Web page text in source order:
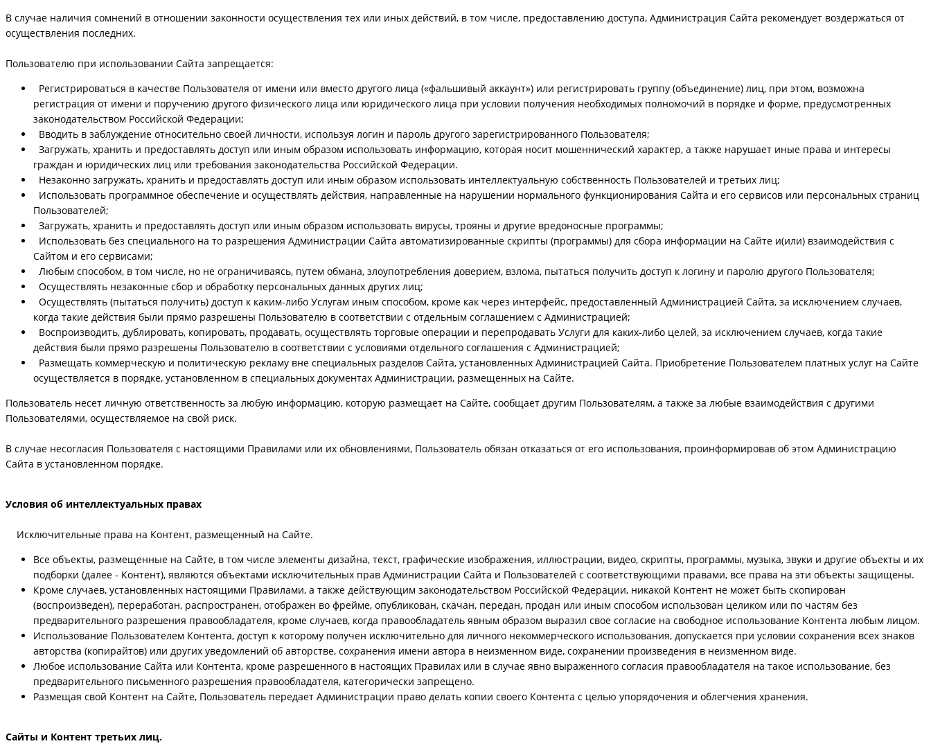
В случае наличия сомнений в отношении законности осуществления тех или иных действий, в том числе, предоставлению доступа, Администрация Сайта рекомендует воздержаться от
осуществления последних.
Пользователю при использовании Сайта запрещается:
Регистрироваться в качестве Пользователя от имени или вместо другого лица («фальшивый аккаунт») или регистрировать группу (объединение) лиц, при этом, возможна
регистрация от имени и поручению другого физического лица или юридического лица при условии получения необходимых полномочий в порядке и форме, предусмотренных
законодательством Российской Федерации;
Вводить в заблуждение относительно своей личности, используя логин и пароль другого зарегистрированного Пользователя;
Загружать, хранить и предоставлять доступ или иным образом использовать информацию, которая носит мошеннический характер, а также нарушает иные права и интересы
граждан и юридических лиц или требования законодательства Российской Федерации.
Незаконно загружать, хранить и предоставлять доступ или иным образом использовать интеллектуальную собственность Пользователей и третьих лиц;
Использовать программное обеспечение и осуществлять действия, направленные на нарушении нормального функционирования Сайта и его сервисов или персональных страниц
Пользователей;
Загружать, хранить и предоставлять доступ или иным образом использовать вирусы, трояны и другие вредоносные программы;
Использовать без специального на то разрешения Администрации Сайта автоматизированные скрипты (программы) для сбора информации на Сайте и(или) взаимодействия с
Сайтом и его сервисами;
Любым способом, в том числе, но не ограничиваясь, путем обмана, злоупотребления доверием, взлома, пытаться получить доступ к логину и паролю другого Пользователя;
Осуществлять незаконные сбор и обработку персональных данных других лиц;
Осуществлять (пытаться получить) доступ к каким-либо Услугам иным способом, кроме как через интерфейс, предоставленный Администрацией Сайта, за исключением случаев,
когда такие действия были прямо разрешены Пользователю в соответствии с отдельным соглашением с Администрацией;
Воспроизводить, дублировать, копировать, продавать, осуществлять торговые операции и перепродавать Услуги для каких-либо целей, за исключением случаев, когда такие
действия были прямо разрешены Пользователю в соответствии с условиями отдельного соглашения с Администрацией;
Размещать коммерческую и политическую рекламу вне специальных разделов Сайта, установленных Администрацией Сайта. Приобретение Пользователем платных услуг на Сайте
осуществляется в порядке, установленном в специальных документах Администрации, размещенных на Сайте.
Пользователь несет личную ответственность за любую информацию, которую размещает на Сайте, сообщает другим Пользователям, а также за любые взаимодействия с другими
Пользователями, осуществляемое на свой риск.
В случае несогласия Пользователя с настоящими Правилами или их обновлениями, Пользователь обязан отказаться от его использования, проинформировав об этом Администрацию
Сайта в установленном порядке.
Условия об интеллектуальных правах
Исключительные права на Контент, размещенный на Сайте.
Все объекты, размещенные на Сайте, в том числе элементы дизайна, текст, графические изображения, иллюстрации, видео, скрипты, программы, музыка, звуки и другие объекты и их
подборки (далее - Контент), являются объектами исключительных прав Администрации Сайта и Пользователей с соответствующими правами, все права на эти объекты защищены.
Кроме случаев, установленных настоящими Правилами, а также действующим законодательством Российской Федерации, никакой Контент не может быть скопирован
(воспроизведен), переработан, распространен, отображен во фрейме, опубликован, скачан, передан, продан или иным способом использован целиком или по частям без
предварительного разрешения правообладателя, кроме случаев, когда правообладатель явным образом выразил свое согласие на свободное использование Контента любым лицом.
Использование Пользователем Контента, доступ к которому получен исключительно для личного некоммерческого использования, допускается при условии сохранения всех знаков
авторства (копирайтов) или других уведомлений об авторстве, сохранения имени автора в неизменном виде, сохранении произведения в неизменном виде.
Любое использование Сайта или Контента, кроме разрешенного в настоящих Правилах или в случае явно выраженного согласия правообладателя на такое использование, без
предварительного письменного разрешения правообладателя, категорически запрещено.
Размещая свой Контент на Сайте, Пользователь передает Администрации право делать копии своего Контента с целью упорядочения и облегчения хранения.
Сайты и Контент третьих лиц.